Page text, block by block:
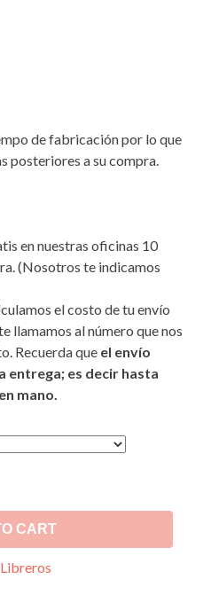
de fabricación por lo que
posteriores a su compra.
en nuestras oficinas 10
(Nosotros te indicamos
el costo de tu envío
llamamos al número que nos
Recuerda que el envío
entrega; es decir hasta
mano.
CART
Libreros